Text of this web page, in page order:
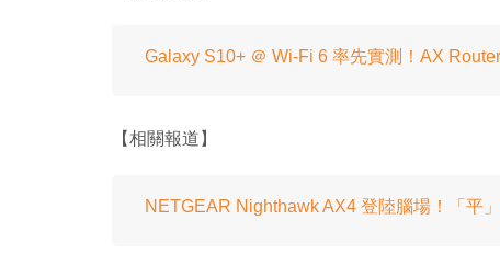
Galaxy S10+ ＠ Wi-Fi 6 率先實測！AX Router
【相關報道】
NETGEAR Nighthawk AX4 登陸腦場！「平